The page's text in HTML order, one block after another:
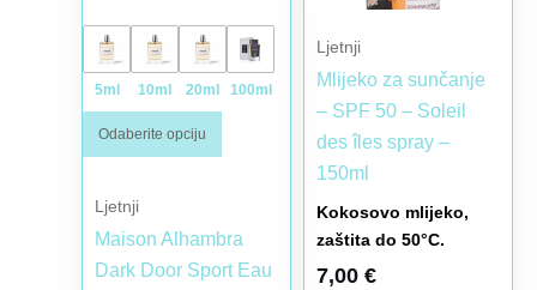
5ml 10ml 20ml 100ml
Odaberite opciju
Ljetnji
Maison Alhambra
Dark Door Sport Eau
Ljetnji
Mlijeko za sunčanje
– SPF 50 – Soleil
des îles spray –
150ml
Kokosovo mlijeko,
zaštita do 50°C.
7,00 €